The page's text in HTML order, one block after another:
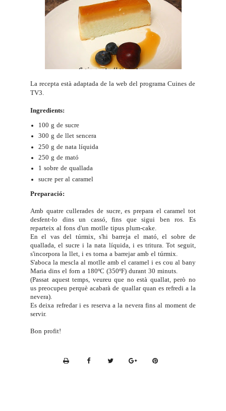
La recepta està adaptada de la web del programa Cuines de
TV3.
Ingredients:
100 g de sucre
300 g de llet sencera
250 g de nata líquida
250 g de mató
1 sobre de quallada
sucre per al caramel
Preparació:
Amb quatre cullerades de sucre, es prepara el caramel tot
desfent-lo dins un cassó, fins que sigui ben ros. Es
reparteix al fons d'un motlle tipus plum-cake.
En el vas del túrmix, s'hi barreja el mató, el sobre de
quallada, el sucre i la nata líquida, i es tritura. Tot seguit,
s'incorpora la llet, i es torna a barrejar amb el túrmix.
S'aboca la mescla al motlle amb el caramel i es cou al bany
Maria dins el forn a 180ºC (350ºF) durant 30 minuts.
(Passat aquest temps, veureu que no està quallat, però no
us preocupeu perquè acabarà de quallar quan es refredi a la
nevera).
Es deixa refredar i es reserva a la nevera fins al moment de
servir.
Bon profit!